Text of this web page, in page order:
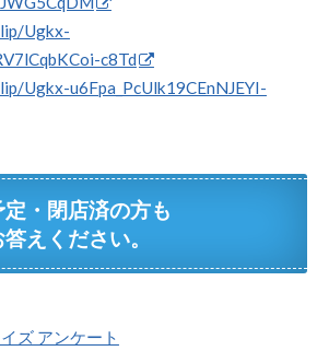
Ugkx-
c8Td
Ugkx-u6Fpa_PcUlk19CEnNJEYI-
・閉店済の方も
えください。
ズ アンケート